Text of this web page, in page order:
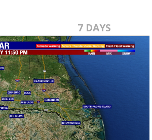
7 DAYS